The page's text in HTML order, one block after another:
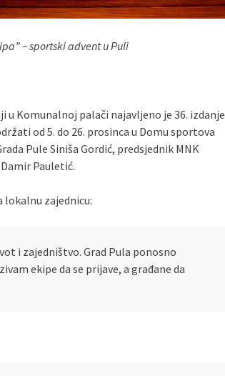
– sportski advent u Puli
u Komunalnoj palači najavljeno je 36. izdanje
od 5. do 26. prosinca u Domu sportova
Pule Siniša Gordić, predsjednik MNK
Pauletić.
lokalnu zajednicu:
i zajedništvo. Grad Pula ponosno
ekipe da se prijave, a građane da